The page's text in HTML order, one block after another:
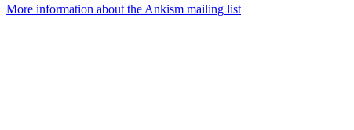
More information about the Ankism mailing list